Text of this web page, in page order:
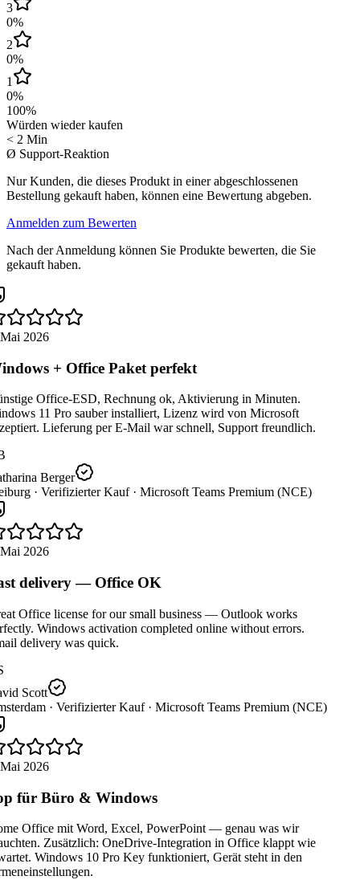
3
0%
2
0%
1
0%
100%
Würden wieder kaufen
< 2 Min
Ø Support-Reaktion
Nur Kunden, die dieses Produkt in einer abgeschlossenen
Bestellung gekauft haben, können eine Bewertung abgeben.
Anmelden zum Bewerten
Nach der Anmeldung können Sie Produkte bewerten, die Sie
gekauft haben.
2026
+ Office Paket perfekt
Office-ESD, Rechnung ok, Aktivierung in Minuten.
11 Pro sauber installiert, Lizenz wird von Microsoft
Lieferung per E-Mail war schnell, Support freundlich.
Berger
· Verifizierter Kauf · Microsoft Teams Premium (NCE)
2026
delivery — Office OK
Office license for our small business — Outlook works
Windows activation completed online without errors.
delivery was quick.
Scott
· Verifizierter Kauf · Microsoft Teams Premium (NCE)
2026
für Büro & Windows
Office mit Word, Excel, PowerPoint — genau was wir
Zusätzlich: OneDrive-Integration in Office klappt wie
Windows 10 Pro Key funktioniert, Gerät steht in den